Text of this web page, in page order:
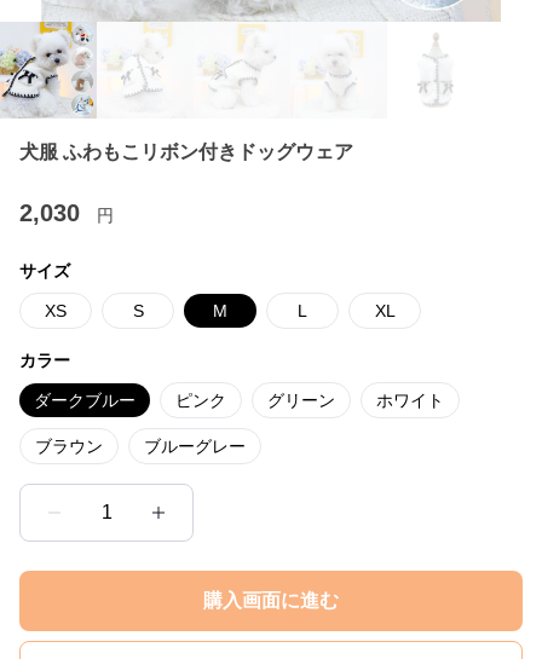
犬服 ふわもこリボン付きドッグウェア
2,030 円
サイズ
XS S M L XL
カラー
ダークブルー ピンク グリーン ホワイト
ブラウン ブルーグレー
1
購入画面に進む